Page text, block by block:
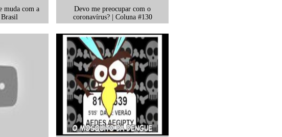
muda com a
Brasil
Devo me preocupar com o
coronavírus? | Coluna #130